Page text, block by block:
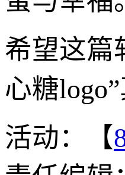
希望这篇
心糖
活动：【